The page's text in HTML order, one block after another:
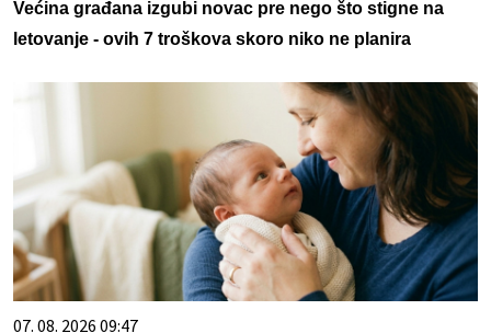
Većina građana izgubi novac pre nego što stigne na
letovanje - ovih 7 troškova skoro niko ne planira
07. 08. 2026 09:47